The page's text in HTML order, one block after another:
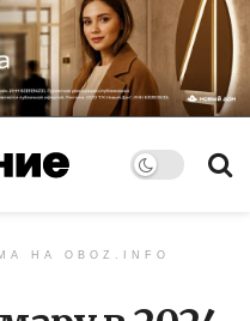
НА OBOZ.INFO